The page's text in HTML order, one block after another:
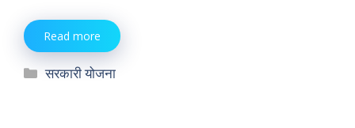
Read more
Categories
सरकारी योजना